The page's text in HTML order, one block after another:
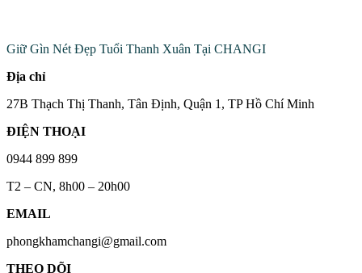
Giữ Gìn Nét Đẹp Tuổi Thanh Xuân Tại CHANGI
Địa chỉ
27B Thạch Thị Thanh, Tân Định, Quận 1, TP Hồ Chí Minh
ĐIỆN THOẠI
0944 899 899
T2 – CN, 8h00 – 20h00
EMAIL
phongkhamchangi@gmail.com
THEO DÕI